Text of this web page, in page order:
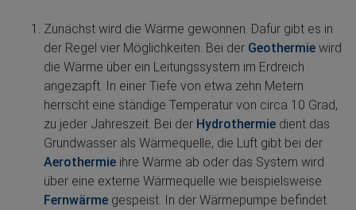
Zunächst wird die Wärme gewonnen. Dafür gibt es in
der Regel vier Möglichkeiten. Bei der Geothermie wird
die Wärme über ein Leitungssystem im Erdreich
angezapft. In einer Tiefe von etwa zehn Metern
herrscht eine ständige Temperatur von circa 10 Grad,
zu jeder Jahreszeit. Bei der Hydrothermie dient das
Grundwasser als Wärmequelle, die Luft gibt bei der
Aerothermie ihre Wärme ab oder das System wird
über eine externe Wärmequelle wie beispielsweise
Fernwärme gespeist. In der Wärmepumpe befindet